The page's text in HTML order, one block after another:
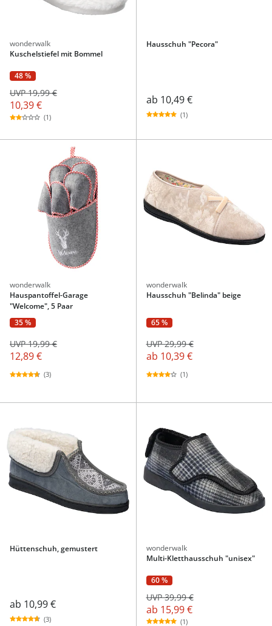
wonderwalk
Kuschelstiefel mit Bommel
48 %
10,39 €
UVP 19,99 €
(1)
Hausschuh "Pecora"
ab 10,49 €
(1)
wonderwalk
Hauspantoffel-Garage
"Welcome", 5 Paar
35 %
12,89 €
UVP 19,99 €
(3)
wonderwalk
Hausschuh "Belinda" beige
65 %
ab 10,39 €
UVP 29,99 €
(1)
Hüttenschuh, gemustert
ab 10,99 €
(3)
wonderwalk
Multi-Kletthausschuh "unisex"
60 %
ab 15,99 €
UVP 39,99 €
(1)